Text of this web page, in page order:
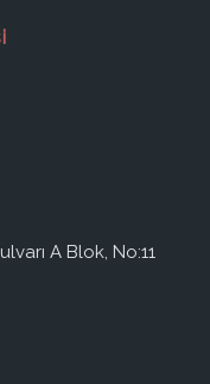
A Blok, No:11